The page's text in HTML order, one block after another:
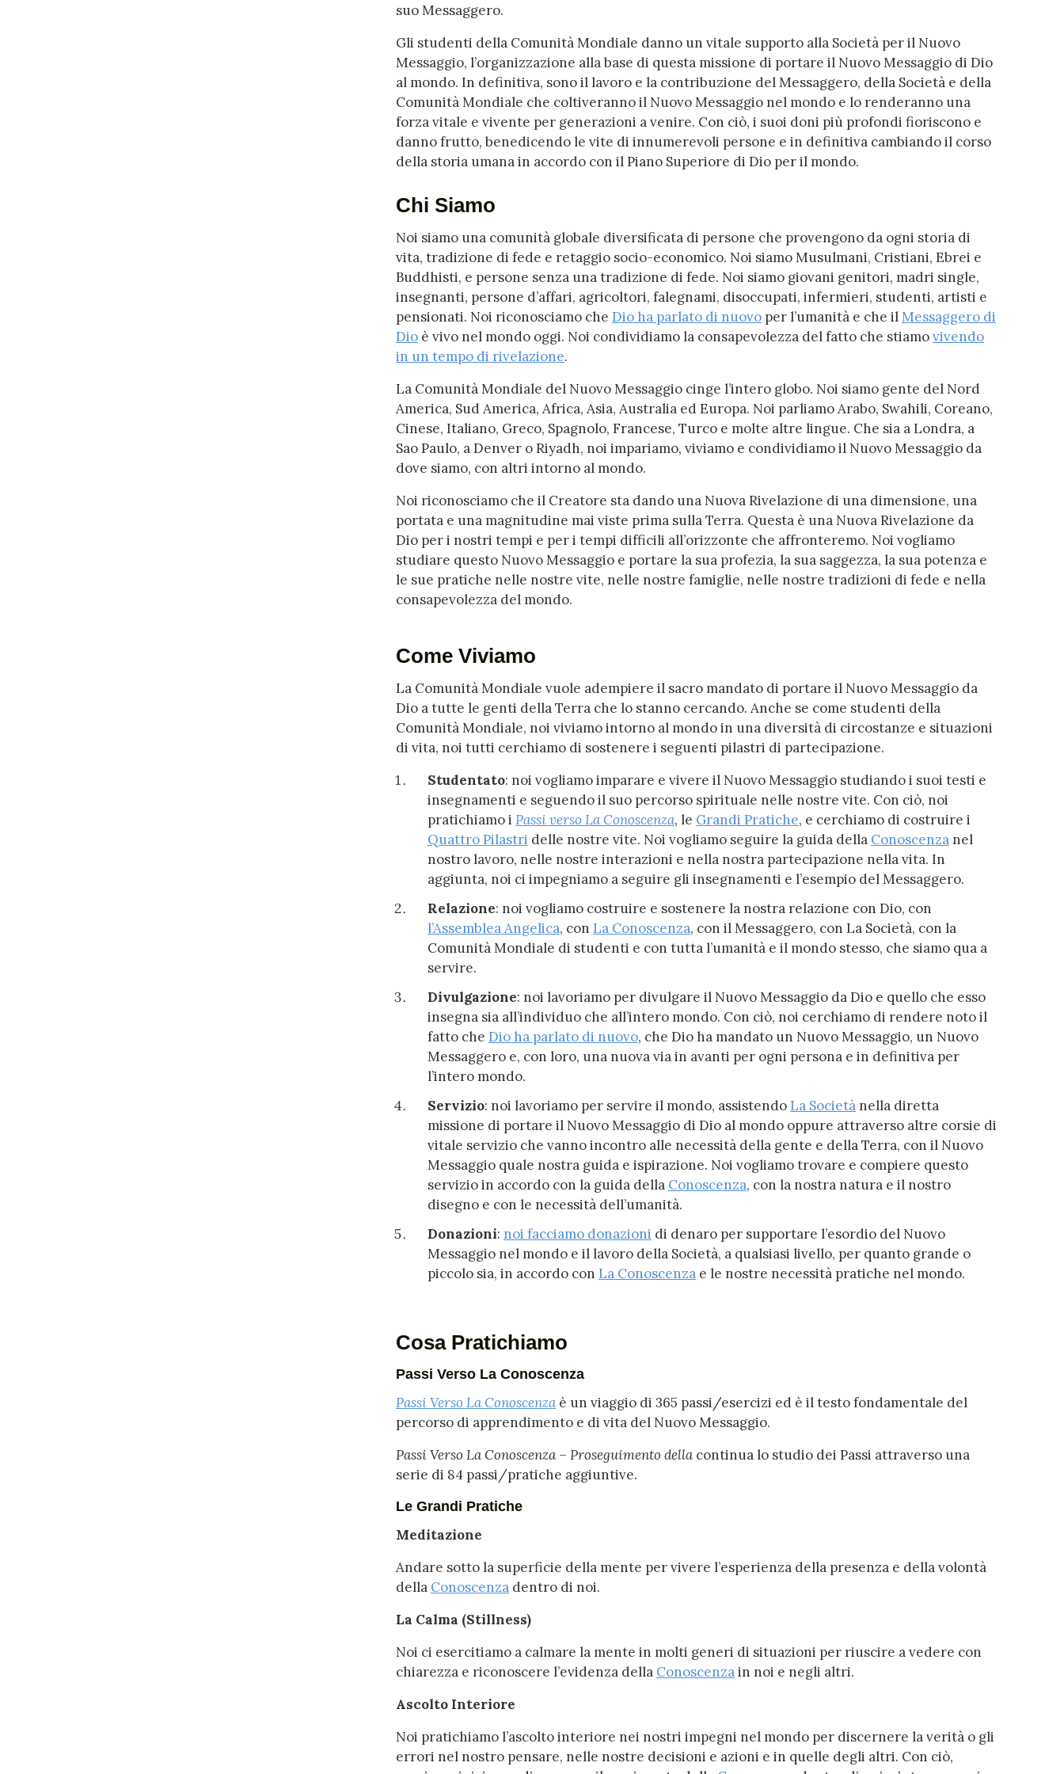
suo Messaggero.
Gli studenti della Comunità Mondiale danno un vitale supporto alla Società per il Nuovo
Messaggio, l’organizzazione alla base di questa missione di portare il Nuovo Messaggio di Dio
al mondo. In definitiva, sono il lavoro e la contribuzione del Messaggero, della Società e della
Comunità Mondiale che coltiveranno il Nuovo Messaggio nel mondo e lo renderanno una
forza vitale e vivente per generazioni a venire. Con ciò, i suoi doni più profondi fioriscono e
danno frutto, benedicendo le vite di innumerevoli persone e in definitiva cambiando il corso
della storia umana in accordo con il Piano Superiore di Dio per il mondo.
Chi Siamo
Noi siamo una comunità globale diversificata di persone che provengono da ogni storia di
vita, tradizione di fede e retaggio socio-economico. Noi siamo Musulmani, Cristiani, Ebrei e
Buddhisti, e persone senza una tradizione di fede. Noi siamo giovani genitori, madri single,
insegnanti, persone d’affari, agricoltori, falegnami, disoccupati, infermieri, studenti, artisti e
pensionati. Noi riconosciamo che Dio ha parlato di nuovoper l’umanità e che ilMessaggero di
Dioè vivo nel mondo oggi. Noi condividiamo la consapevolezza del fatto che stiamovivendo
in un tempo di rivelazione.
La Comunità Mondiale del Nuovo Messaggio cinge l’intero globo. Noi siamo gente del Nord
America, Sud America, Africa, Asia, Australia ed Europa. Noi parliamo Arabo, Swahili, Coreano,
Cinese, Italiano, Greco, Spagnolo, Francese, Turco e molte altre lingue. Che sia a Londra, a
Sao Paulo, a Denver o Riyadh, noi impariamo, viviamo e condividiamo il Nuovo Messaggio da
dove siamo, con altri intorno al mondo.
Noi riconosciamo che il Creatore sta dando una Nuova Rivelazione di una dimensione, una
portata e una magnitudine mai viste prima sulla Terra. Questa è una Nuova Rivelazione da
Dio per i nostri tempi e per i tempi difficili all’orizzonte che affronteremo. Noi vogliamo
studiare questo Nuovo Messaggio e portare la sua profezia, la sua saggezza, la sua potenza e
le sue pratiche nelle nostre vite, nelle nostre famiglie, nelle nostre tradizioni di fede e nella
consapevolezza del mondo.
Come Viviamo
La Comunità Mondiale vuole adempiere il sacro mandato di portare il Nuovo Messaggio da
Dio a tutte le genti della Terra che lo stanno cercando. Anche se come studenti della
Comunità Mondiale, noi viviamo intorno al mondo in una diversità di circostanze e situazioni
di vita, noi tutti cerchiamo di sostenere i seguenti pilastri di partecipazione.
Studentato: noi vogliamo imparare e vivere il Nuovo Messaggio studiando i suoi testi e
insegnamenti e seguendo il suo percorso spirituale nelle nostre vite. Con ciò, noi
pratichiamo i Passi verso La Conoscenza, le Grandi Pratiche, e cerchiamo di costruire i
Quattro Pilastri delle nostre vite. Noi vogliamo seguire la guida della Conoscenzanel
nostro lavoro, nelle nostre interazioni e nella nostra partecipazione nella vita. In
aggiunta, noi ci impegniamo a seguire gli insegnamenti e l’esempio del Messaggero.
Relazione: noi vogliamo costruire e sostenere la nostra relazione con Dio, con
l’Assemblea Angelica, con La Conoscenza, con il Messaggero, con La Società, con la
Comunità Mondiale di studenti e con tutta l’umanità e il mondo stesso, che siamo qua a
servire.
Divulgazione: noi lavoriamo per divulgare il Nuovo Messaggio da Dio e quello che esso
insegna sia all’individuo che all’intero mondo. Con ciò, noi cerchiamo di rendere noto il
fatto che Dio ha parlato di nuovo, che Dio ha mandato un Nuovo Messaggio, un Nuovo
Messaggero e, con loro, una nuova via in avanti per ogni persona e in definitiva per
l’intero mondo.
Servizio: noi lavoriamo per servire il mondo, assistendo La Societànella diretta
missione di portare il Nuovo Messaggio di Dio al mondo oppure attraverso altre corsie di
vitale servizio che vanno incontro alle necessità della gente e della Terra, con il Nuovo
Messaggio quale nostra guida e ispirazione. Noi vogliamo trovare e compiere questo
servizio in accordo con la guida della Conoscenza, con la nostra natura e il nostro
disegno e con le necessità dell’umanità.
Donazioni: noi facciamo donazioni di denaro per supportare l’esordio del Nuovo
Messaggio nel mondo e il lavoro della Società, a qualsiasi livello, per quanto grande o
piccolo sia, in accordo con La Conoscenzae le nostre necessità pratiche nel mondo.
Cosa Pratichiamo
Passi Verso La Conoscenza
Passi Verso La Conoscenzaè un viaggio di 365 passi/esercizi ed è il testo fondamentale del
percorso di apprendimento e di vita del Nuovo Messaggio.
Passi Verso La Conoscenza – Proseguimento della continua lo studio dei Passi attraverso una
serie di 84 passi/pratiche aggiuntive.
Le Grandi Pratiche
Meditazione
Andare sotto la superficie della mente per vivere l’esperienza della presenza e della volontà
della Conoscenzadentro di noi.
La Calma (Stillness)
Noi ci esercitiamo a calmare la mente in molti generi di situazioni per riuscire a vedere con
chiarezza e riconoscere l’evidenza della Conoscenzain noi e negli altri.
Ascolto Interiore
Noi pratichiamo l’ascolto interiore nei nostri impegni nel mondo per discernere la verità o gli
errori nel nostro pensare, nelle nostre decisioni e azioni e in quelle degli altri. Con ciò,